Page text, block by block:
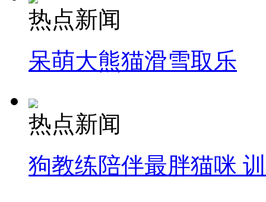
热点新闻
呆萌大熊猫滑雪取乐
热点新闻
狗教练陪伴最胖猫咪